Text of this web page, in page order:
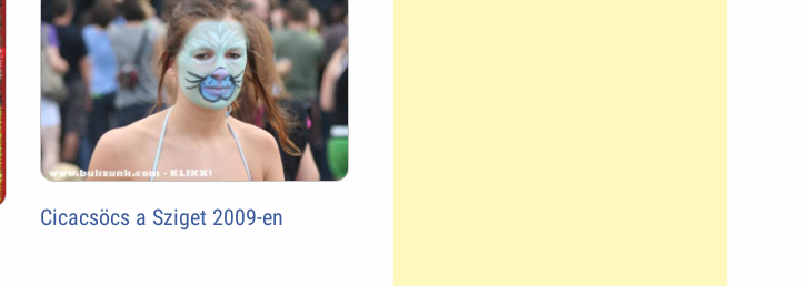
Cicacsöcs a Sziget 2009-en